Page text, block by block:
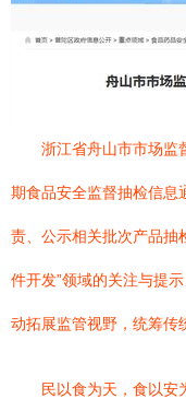
浙江省舟山市市场监
期食品安全监督抽检信息
责、公示相关批次产品抽
件开发”领域的关注与提
动拓展监管视野，统筹传
民以食为天，食以安